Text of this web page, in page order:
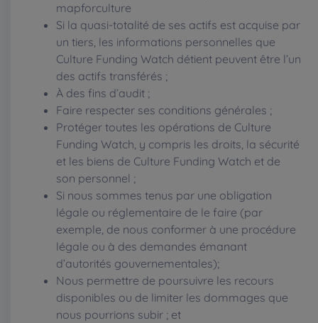
mapforculture
Si la quasi-totalité de ses actifs est acquise par
un tiers, les informations personnelles que
Culture Funding Watch détient peuvent être l’un
des actifs transférés ;
À des fins d’audit ;
Faire respecter ses conditions générales ;
Protéger toutes les opérations de Culture
Funding Watch, y compris les droits, la sécurité
et les biens de Culture Funding Watch et de
son personnel ;
Si nous sommes tenus par une obligation
légale ou réglementaire de le faire (par
exemple, de nous conformer à une procédure
légale ou à des demandes émanant
d’autorités gouvernementales);
Nous permettre de poursuivre les recours
disponibles ou de limiter les dommages que
nous pourrions subir ; et